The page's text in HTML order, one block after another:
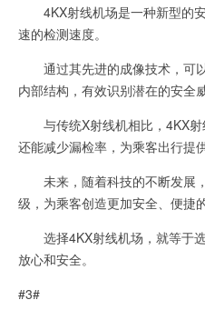
4KX射线机场是一种新型的
速的检测速度。
通过其先进的成像技术，可
内部结构，有效识别潜在的安全威
与传统X射线机相比，4KX射
还能减少漏检率，为乘客出行提
未来，随着科技的不断发展
级，为乘客创造更加安全、便捷
选择4KX射线机场，就等于
放心和安全。
#3#